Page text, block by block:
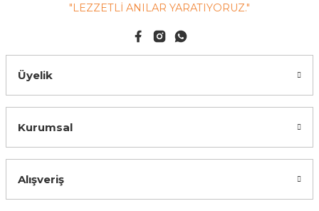
"LEZZETLİ ANILAR YARATIYORUZ."
Üyelik
Kurumsal
Alışveriş